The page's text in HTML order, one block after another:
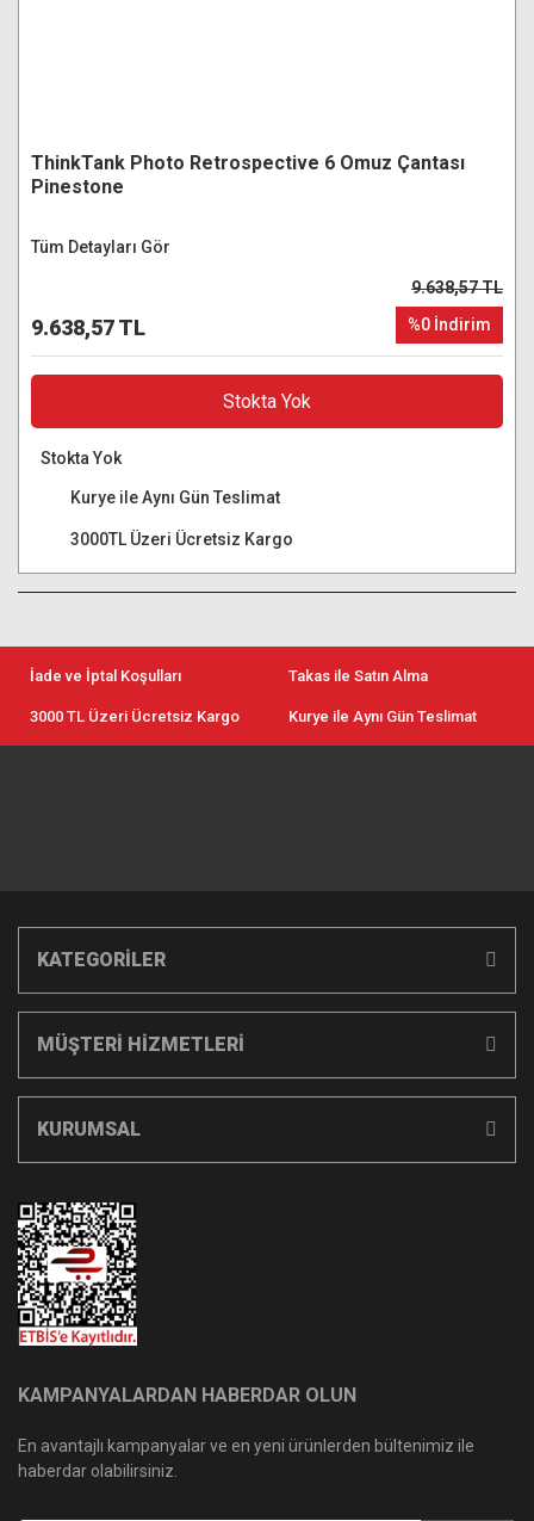
ThinkTank Photo Retrospective 6 Omuz Çantası
Pinestone
Tüm Detayları Gör
9.638,57 TL
9.638,57 TL
%0 İndirim
Stokta Yok
Stokta Yok
Kurye ile Aynı Gün Teslimat
3000TL Üzeri Ücretsiz Kargo
İade ve İptal Koşulları Takas ile Satın Alma
3000 TL Üzeri Ücretsiz Kargo Kurye ile Aynı Gün Teslimat
KATEGORİLER
MÜŞTERİ HİZMETLERİ
KURUMSAL
KAMPANYALARDAN HABERDAR OLUN
En avantajlı kampanyalar ve en yeni ürünlerden bültenimiz ile
haberdar olabilirsiniz.